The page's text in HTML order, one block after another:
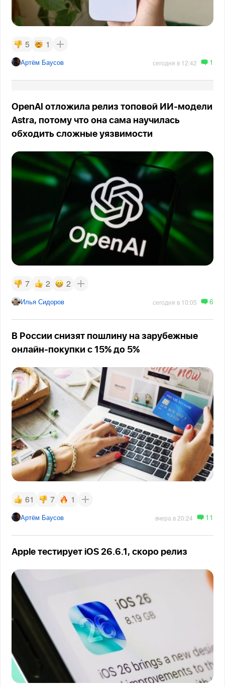
5 1
Артём Баусов сегодня в 12:42 1
OpenAI отложила релиз топовой ИИ-модели
Astra, потому что она сама научилась
обходить сложные уязвимости
7 2 2
Илья Сидоров сегодня в 10:05 6
В России снизят пошлину на зарубежные
онлайн-покупки с 15% до 5%
61 7 1
Артём Баусов вчера в 20:24 11
Apple тестирует iOS 26.6.1, скоро релиз